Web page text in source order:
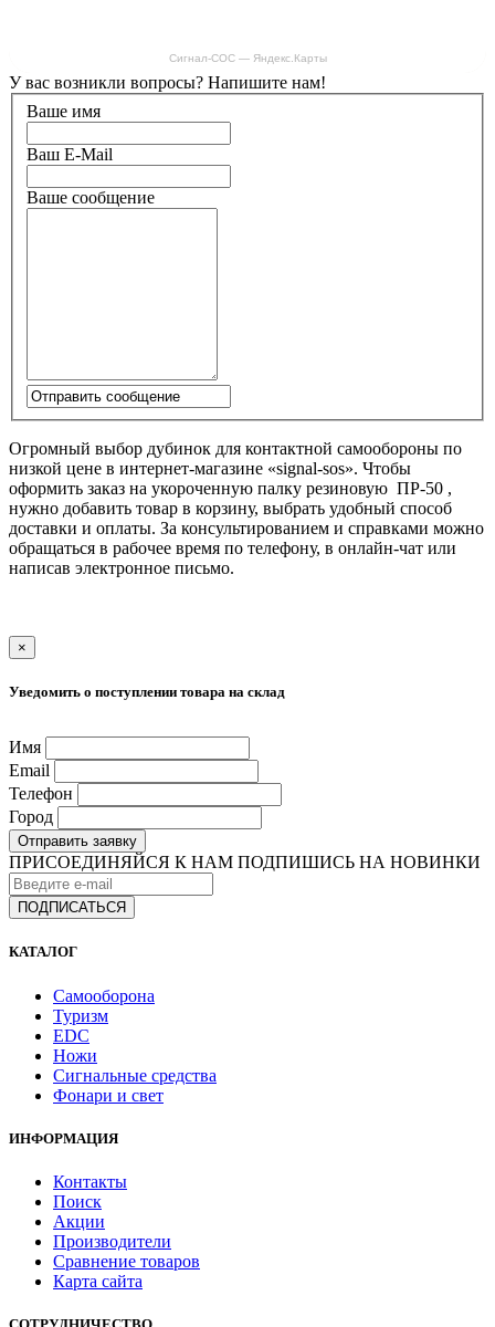
Сигнал-СОС — Яндекс.Карты
У вас возникли вопросы? Напишите нам!
Ваше имя
Ваш E-Mail
Ваше сообщение
Огромный выбор дубинок для контактной самообороны по
низкой цене в интернет-магазине «signal-sos». Чтобы
оформить заказ на укороченную палку резиновую ПР-50 ,
нужно добавить товар в корзину, выбрать удобный способ
доставки и оплаты. За консультированием и справками можно
обращаться в рабочее время по телефону, в онлайн-чат или
написав электронное письмо.
×
Уведомить о поступлении товара на склад
Имя
Email
Телефон
Город
Отправить заявку
ПРИСОЕДИНЯЙСЯ К НАМ ПОДПИШИСЬ НА НОВИНКИ
КАТАЛОГ
Самооборона
Туризм
EDC
Ножи
Сигнальные средства
Фонари и свет
ИНФОРМАЦИЯ
Контакты
Поиск
Акции
Производители
Сравнение товаров
Карта сайта